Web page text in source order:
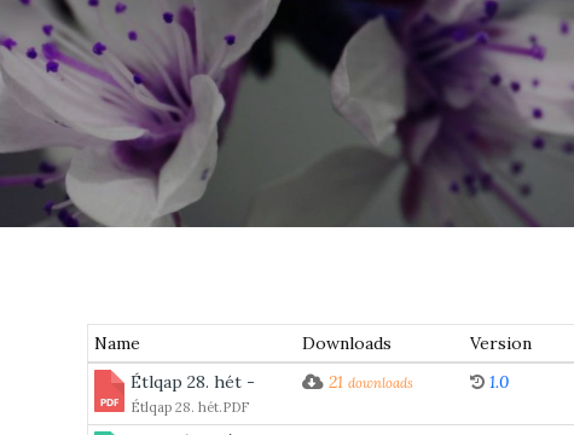
Name Downloads Version
Étlqap 28. hét -
Étlqap 28. hét.PDF
21 downloads 1.0